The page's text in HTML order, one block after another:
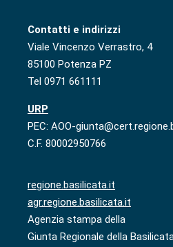
Contatti e indirizzi
Viale Vincenzo Verrastro, 4
85100 Potenza PZ
Tel 0971 661111
URP
PEC: AOO-
C.F. 80002950766
regione.basilicata.it
agr.regione.basilicata.it
Agenzia stampa della
Giunta Regionale della